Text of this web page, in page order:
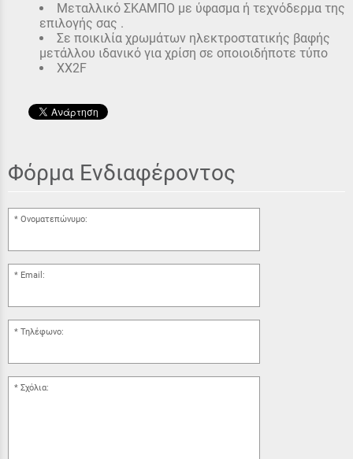
Μεταλλικό ΣΚΑΜΠΟ με ύφασμα ή τεχνόδερμα της
επιλογής σας .
Σε ποικιλία χρωμάτων ηλεκτροστατικής βαφής
μετάλλου ιδανικό για χρίση σε οποιοιδήποτε τύπο
XX2F
Φόρμα Ενδιαφέροντος
Ονοματεπώνυμο:
Email:
Τηλέφωνο:
Σχόλια: